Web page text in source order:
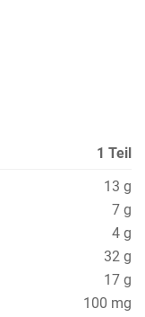
1 Teil
13 g
7 g
4 g
32 g
17 g
100 mg